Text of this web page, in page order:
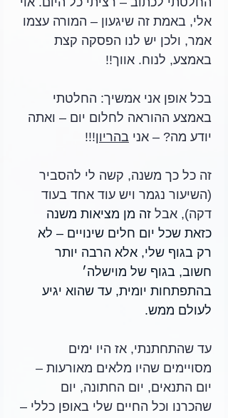
אלי, באמת זה שיגעון – המורה עצמו
אמר, ולכן יש לנו הפסקה קצת
באמצע, לנוח. אווך!!
בכל אופן אני אמשיך: החלטתי
באמצע ההוראה לחלום יום – ואתה
יודע מה? – אני בהריון!!!
זה כל כך משנה, קשה לי להסביר
(השיעור נגמר ויש עוד אחד בעוד
דקה), אבל זה מן מציאות משנה
כזאת שכל יום חלים שינויים – לא
רק בגוף שלי, אלא הרבה יותר
חשוב, בגוף של מוישלה׳
בהתפתחות יומית, עד שהוא יגיע
לעולם ממש.
עד שהתחתנתי, אז היו ימים
מסויימים שהיו מלאים מאורעות –
יום התנאים, יום החתונה, יום
שהכרנו וכל החיים שלי באופן כללי –